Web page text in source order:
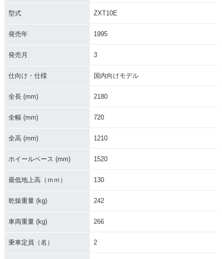
型式 ZXT10E
発売年 1995
発売月 3
仕向け・仕様 国内向けモデル
全長 (mm) 2180
全幅 (mm) 720
全高 (mm) 1210
ホイールベース (mm) 1520
最低地上高（ｍｍ） 130
乾燥重量 (kg) 242
車両重量 (kg) 266
乗車定員（名） 2